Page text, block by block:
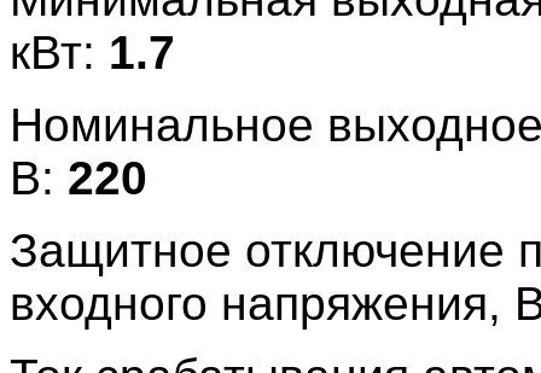
кВт: 1.7
Номинальное
В: 220
Защитное отключение
входного напряжения,